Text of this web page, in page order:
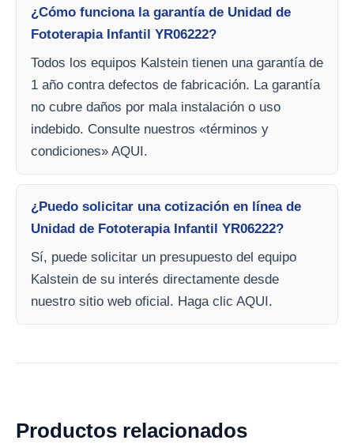
¿Cómo funciona la garantía de Unidad de
Fototerapia Infantil YR06222?
Todos los equipos Kalstein tienen una garantía de
1 año contra defectos de fabricación. La garantía
no cubre daños por mala instalación o uso
indebido. Consulte nuestros «términos y
condiciones» AQUI.
¿Puedo solicitar una cotización en línea de
Unidad de Fototerapia Infantil YR06222?
Sí, puede solicitar un presupuesto del equipo
Kalstein de su interés directamente desde
nuestro sitio web oficial. Haga clic AQUI.
Productos relacionados